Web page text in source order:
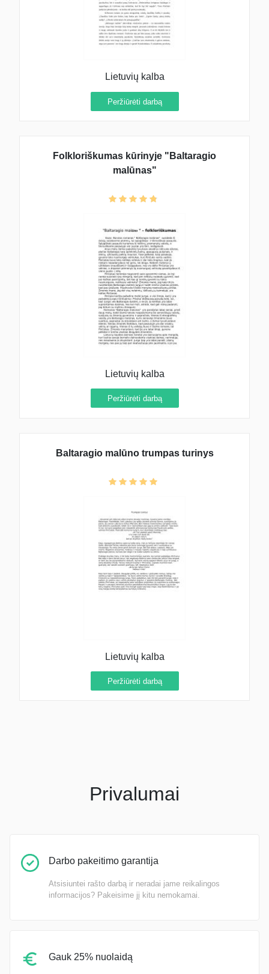
Lietuvių kalba
Peržiūrėti darbą
Folkloriškumas kūrinyje "Baltaragio
malūnas"
Lietuvių kalba
Peržiūrėti darbą
Baltaragio malūno trumpas turinys
Lietuvių kalba
Peržiūrėti darbą
Privalumai
Darbo pakeitimo garantija
Atsisiuntei rašto darbą ir neradai jame reikalingos
informacijos? Pakeisime jį kitu nemokamai.
Gauk 25% nuolaidą